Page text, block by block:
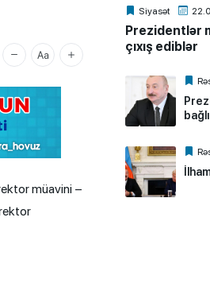
müavini –
Siyasət
Prezidentlər
çıxış ediblər